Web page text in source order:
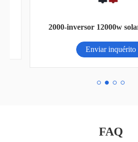
2000-inversor 12000w
Enviar inquérito
FAQ